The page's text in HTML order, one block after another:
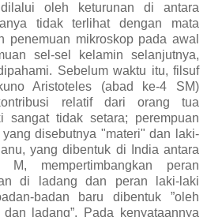
oleh keturunan di antara
tidak terlihat dengan mata
penemuan mikroskop pada awal
sel-sel kelamin selanjutnya,
Sebelum waktu itu, filsuf
Aristoteles (abad ke-4 SM)
relatif dari orang tua
sangat tidak setara; perempuan
disebutnya "materi" dan laki-
yang dibentuk di India antara
mempertimbangkan peran
di ladang dan peran laki-laki
badan baru dibentuk ”oleh
ladang”. Pada kenyataannya